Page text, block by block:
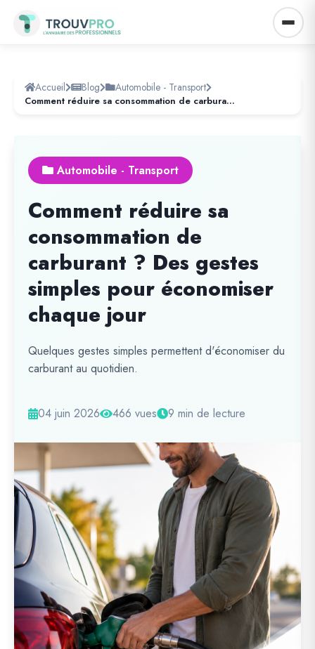
Accueil Blog Automobile - Transport
Comment réduire sa consommation de carburant ? Des gestes simples pour économiser chaque jour
Automobile - Transport
Comment réduire sa
consommation de
carburant ? Des gestes
simples pour économiser
chaque jour
Quelques gestes simples permettent d'économiser du
carburant au quotidien.
04 juin 2026 466 vues 9 min de lecture